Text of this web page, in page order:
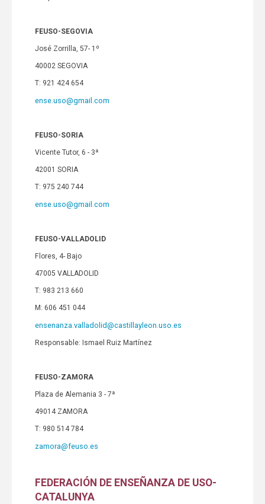
FEUSO-SEGOVIA
José Zorrilla, 57- 1º
40002 SEGOVIA
T: 921 424 654
ense.uso@gmail.com
FEUSO-SORIA
Vicente Tutor, 6 - 3ª
42001 SORIA
T: 975 240 744
ense.uso@gmail.com
FEUSO-VALLADOLID
Flores, 4- Bajo
47005 VALLADOLID
T: 983 213 660
M: 606 451 044
ensenanza.valladolid@castillayleon.uso.es
Responsable: Ismael Ruiz Martínez
FEUSO-ZAMORA
Plaza de Alemania 3 - 7ª
49014 ZAMORA
T: 980 514 784
zamora@feuso.es
FEDERACIÓN DE ENSEÑANZA DE USO-
CATALUNYA